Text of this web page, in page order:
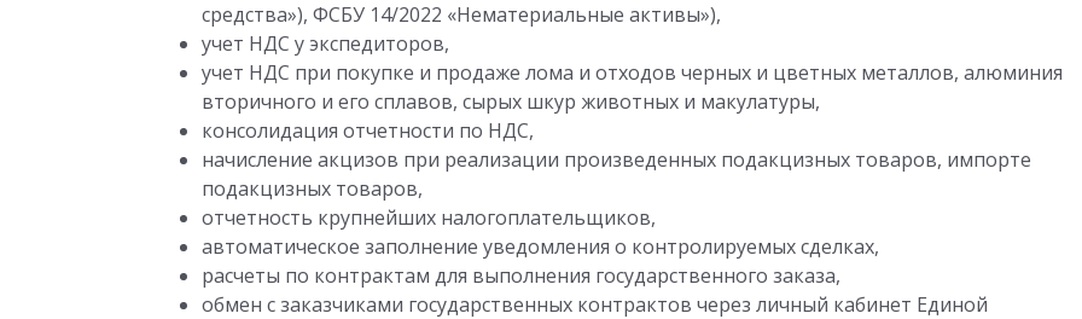
средства»), ФСБУ 14/2022 «Нематериальные активы»),
учет НДС у экспедиторов,
учет НДС при покупке и продаже лома и отходов черных и цветных металлов, алюминия
вторичного и его сплавов, сырых шкур животных и макулатуры,
консолидация отчетности по НДС,
начисление акцизов при реализации произведенных подакцизных товаров, импорте
подакцизных товаров,
отчетность крупнейших налогоплательщиков,
автоматическое заполнение уведомления о контролируемых сделках,
расчеты по контрактам для выполнения государственного заказа,
обмен с заказчиками государственных контрактов через личный кабинет Единой